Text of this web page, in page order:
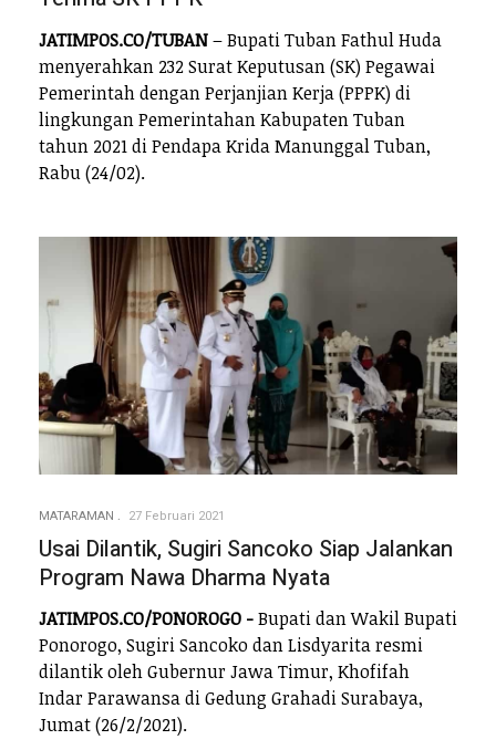
JATIMPOS.CO/TUBAN– Bupati Tuban Fathul Huda
menyerahkan 232 Surat Keputusan (SK) Pegawai
Pemerintah dengan Perjanjian Kerja (PPPK) di
lingkungan Pemerintahan Kabupaten Tuban
tahun 2021 di Pendapa Krida Manunggal Tuban,
Rabu (24/02).
MATARAMAN 27 Februari 2021
Usai Dilantik, Sugiri Sancoko Siap Jalankan
Program Nawa Dharma Nyata
JATIMPOS.CO/PONOROGO -Bupati dan Wakil Bupati
Ponorogo, Sugiri Sancoko dan Lisdyarita resmi
dilantik oleh Gubernur Jawa Timur, Khofifah
Indar Parawansa di Gedung Grahadi Surabaya,
Jumat (26/2/2021).